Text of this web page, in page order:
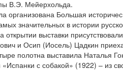
В.Э. Мейерхольда.
организована Большая
значительных в истории
выставки
и Осип (Иосель) Цадкин
полотна выставила Наталья
с собакой» (1922) – из